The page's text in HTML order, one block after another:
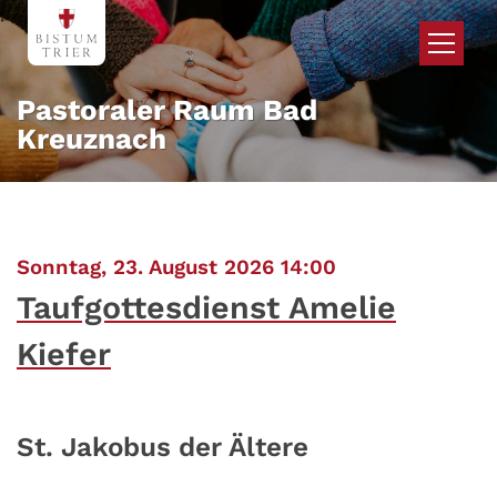
Zum Inhalt springen
Pastoraler Raum Bad
Kreuznach
Sonntag, 23. August 2026 14:00
Taufgottesdienst Amelie
Kiefer
St. Jakobus der Ältere